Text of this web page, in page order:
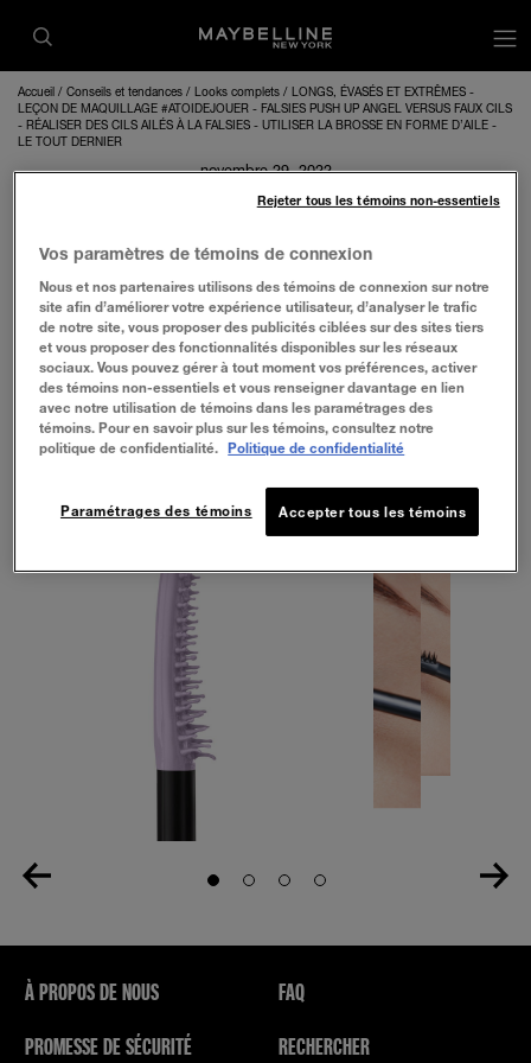
Accueil Conseils et tendances Looks complets
LONGS, ÉVASÉS ET EXTRÊMES -
LEÇON DE MAQUILLAGE #ATOIDEJOUER - FALSIES PUSH UP ANGEL VERSUS FAUX CILS
- RÉALISER DES CILS AILÉS À LA FALSIES - UTILISER LA BROSSE EN FORME D’AILE -
LE TOUT DERNIER
novembre 29, 2022
LA BROSSE EN FORME D’AILE
Les soies courtes de la brosse unique en forme d’aile donnent du
volume aux cils et les soulève, tandis que les soies longues les
allongent et leur donne l’aspect d’une aile audacieuse... comme
vous.
Slide 1Slide 2Slide 3Slide 4
À PROPOS DE NOUS
PROMESSE DE SÉCURITÉ
FAQ
RECHERCHER
Vos paramètres de témoins de connexion
Nous et nos partenaires utilisons des témoins de connexion sur notre
site afin d’améliorer votre expérience utilisateur, d’analyser le trafic
de notre site, vous proposer des publicités ciblées sur des sites tiers
et vous proposer des fonctionnalités disponibles sur les réseaux
sociaux. Vous pouvez gérer à tout moment vos préférences, activer
des témoins non-essentiels et vous renseigner davantage en lien
avec notre utilisation de témoins dans les paramétrages des
témoins. Pour en savoir plus sur les témoins, consultez notre
politique de confidentialité.
Politique de confidentialité
Accepter tous les témoins
Paramétrages des témoins
Rejeter tous les témoins non-essentiels